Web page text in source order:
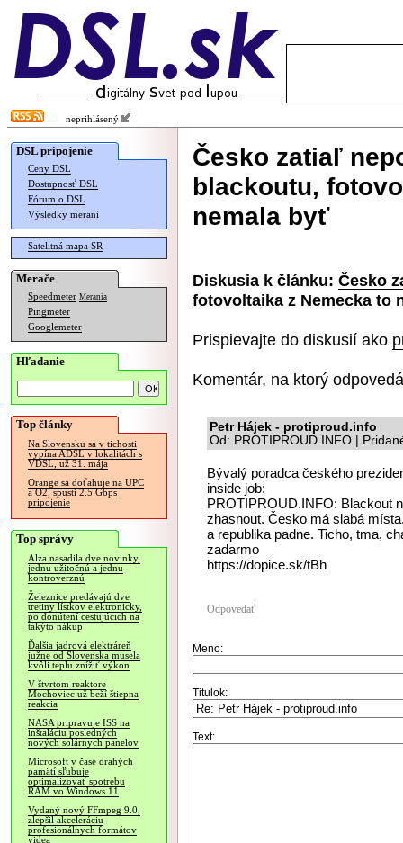
neprihlásený
DSL pripojenie
Ceny DSL
Dostupnosť DSL
Fórum o DSL
Výsledky meraní
Satelitná mapa SR
Merače
Speedmeter Merania
Pingmeter
Googlemeter
Hľadanie
Top články
Na Slovensku sa v tichosti
vypína ADSL v lokalitách s
VDSL, už 31. mája
Orange sa doťahuje na UPC
a O2, spustí 2.5 Gbps
pripojenie
Top správy
Alza nasadila dve novinky,
jednu užitočnú a jednu
kontroverznú
Železnice predávajú dve
tretiny lístkov elektronicky,
po donútení cestujúcich na
takýto nákup
Ďalšia jadrová elektráreň
južne od Slovenska musela
kvôli teplu znížiť výkon
V štvrtom reaktore
Mochoviec už beží štiepna
reakcia
NASA pripravuje ISS na
inštaláciu posledných
nových solárnych panelov
Microsoft v čase drahých
pamätí sľubuje
optimalizovať spotrebu
RAM vo Windows 11
Vydaný nový FFmpeg 9.0,
zlepšil akceleráciu
profesionálnych formátov
videa
Česko zatiaľ
blackoutu,
nemala byť
Diskusia k článku: Česko
fotovoltaika z Nemecka to
Prispievajte do diskusií ako
Komentár, na ktorý
Petr Hájek - protiproud.info
Od: PROTIPROUD.INFO |
Bývalý poradca českého
inside job:
PROTIPROUD.INFO: Blackout
zhasnout. Česko má slabá
a republika padne. Ticho, tma,
zadarmo
https://dopice.sk/tBh
Odpovedať
Meno:
Titulok:
Text: